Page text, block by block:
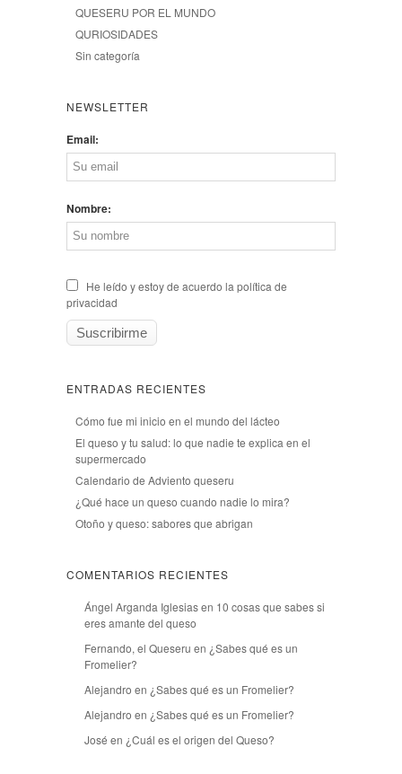
QUESERU POR EL MUNDO
QURIOSIDADES
Sin categoría
NEWSLETTER
Email:
Nombre:
He leído y estoy de acuerdo la política de
privacidad
ENTRADAS RECIENTES
Cómo fue mi inicio en el mundo del lácteo
El queso y tu salud: lo que nadie te explica en el
supermercado
Calendario de Adviento queseru
¿Qué hace un queso cuando nadie lo mira?
Otoño y queso: sabores que abrigan
COMENTARIOS RECIENTES
Ángel Arganda Iglesiasen 10 cosas que sabes si
eres amante del queso
Fernando, el Queseru en ¿Sabes qué es un
Fromelier?
Alejandro en ¿Sabes qué es un Fromelier?
Alejandro en ¿Sabes qué es un Fromelier?
José en ¿Cuál es el origen del Queso?